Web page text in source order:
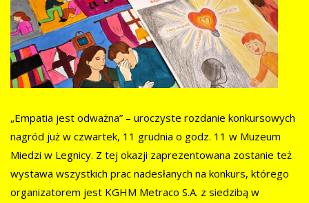
„Empatia jest odważna” – uroczyste rozdanie konkursowych
nagród już w czwartek, 11 grudnia o godz. 11 w Muzeum
Miedzi w Legnicy. Z tej okazji zaprezentowana zostanie też
wystawa wszystkich prac nadesłanych na konkurs, którego
organizatorem jest KGHM Metraco S.A. z siedzibą w